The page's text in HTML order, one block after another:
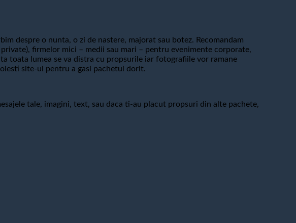
despre o nunta, o zi de nastere, majorat sau botez. Recomandam
firmelor mici – medii sau mari – pentru evenimente corporate,
toata lumea se va distra cu propsurile iar fotografiile vor ramane
site-ul pentru a gasi pachetul dorit.
tale, imagini, text, sau daca ti-au placut propsuri din alte pachete,